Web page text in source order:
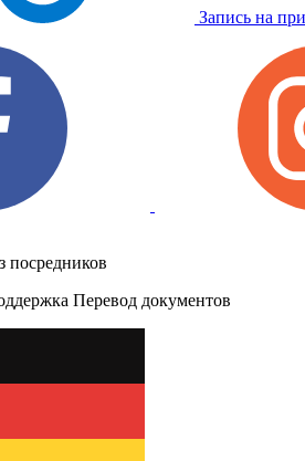
Запись на
посредников
Перевод документов